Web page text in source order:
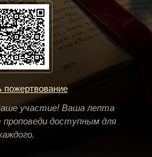
пожертвование
участие! Ваша лепта
доступным для